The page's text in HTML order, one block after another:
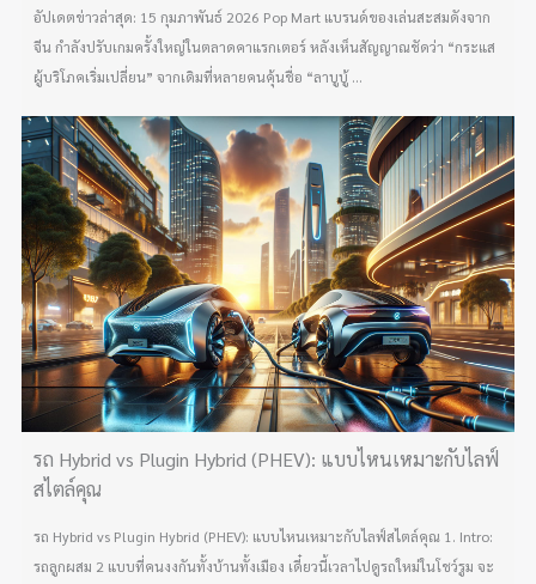
อัปเดตข่าวล่าสุด: 15 กุมภาพันธ์ 2026 Pop Mart แบรนด์ของเล่นสะสมดังจาก
จีน กำลังปรับเกมครั้งใหญ่ในตลาดคาแรกเตอร์ หลังเห็นสัญญาณชัดว่า “กระแส
ผู้บริโภคเริ่มเปลี่ยน” จากเดิมที่หลายคนคุ้นชื่อ “ลาบูบู้ ...
รถ Hybrid vs Plugin Hybrid (PHEV): แบบไหนเหมาะกับไลฟ์
สไตล์คุณ
รถ Hybrid vs Plugin Hybrid (PHEV): แบบไหนเหมาะกับไลฟ์สไตล์คุณ 1. Intro:
รถลูกผสม 2 แบบที่คนงงกันทั้งบ้านทั้งเมือง เดี๋ยวนี้เวลาไปดูรถใหม่ในโชว์รูม จะ